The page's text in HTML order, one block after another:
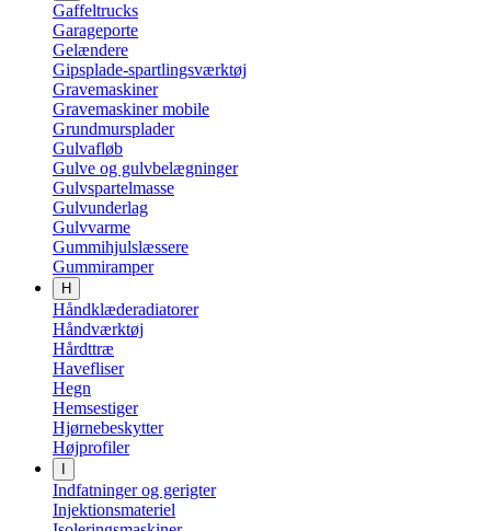
Gaffeltrucks
Garageporte
Gelændere
Gipsplade-spartlingsværktøj
Gravemaskiner
Gravemaskiner mobile
Grundmursplader
Gulvafløb
Gulve og gulvbelægninger
Gulvspartelmasse
Gulvunderlag
Gulvvarme
Gummihjulslæssere
Gummiramper
H
Håndklæderadiatorer
Håndværktøj
Hårdttræ
Havefliser
Hegn
Hemsestiger
Hjørnebeskytter
Højprofiler
Indfatninger og gerigter
Injektionsmateriel